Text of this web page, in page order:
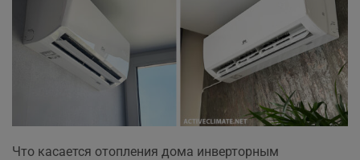
Что касается отопления дома инверторным